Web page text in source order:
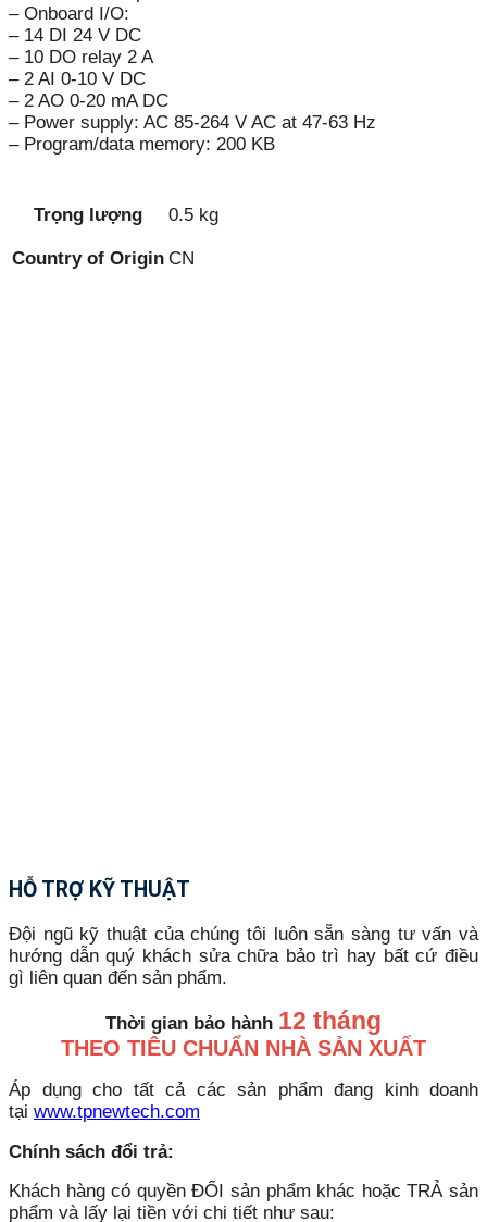
– Onboard I/O:
– 14 DI 24 V DC
– 10 DO relay 2 A
– 2 AI 0-10 V DC
– 2 AO 0-20 mA DC
– Power supply: AC 85-264 V AC at 47-63 Hz
– Program/data memory: 200 KB
Trọng lượng 0.5 kg
Country of Origin CN
HỖ TRỢ KỸ THUẬT
Đội ngũ kỹ thuật của chúng tôi luôn sẵn sàng tư vấn và
hướng dẫn quý khách sửa chữa bảo trì hay bất cứ điều
gì liên quan đến sản phẩm.
Thời gian bảo hành 12 tháng
THEO TIÊU CHUẨN NHÀ SẢN XUẤT
Áp dụng cho tất cả các sản phẩm đang kinh doanh
tại www.tpnewtech.com
Chính sách đổi trả:
Khách hàng có quyền ĐỔI sản phẩm khác hoặc TRẢ sản
phẩm và lấy lại tiền với chi tiết như sau: